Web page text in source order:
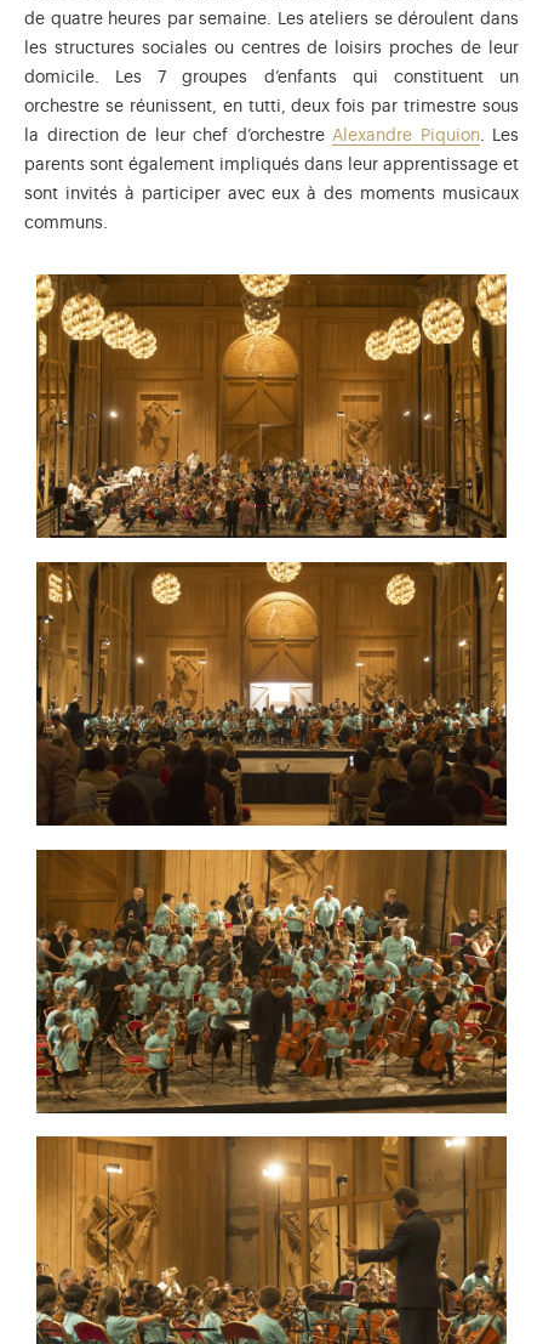
de quatre heures par semaine. Les ateliers se déroulent dans
les structures sociales ou centres de loisirs proches de leur
domicile. Les 7 groupes d’enfants qui constituent un
orchestre se réunissent, en tutti, deux fois par trimestre sous
la direction de leur chef d’orchestre Alexandre Piquion. Les
parents sont également impliqués dans leur apprentissage et
sont invités à participer avec eux à des moments musicaux
communs.